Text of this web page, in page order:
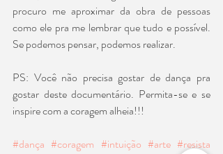
procuro me aproximar da obra de pessoas
como ele pra me lembrar que tudo e possível.
Se podemos pensar, podemos realizar.
PS: Você não precisa gostar de dança pra
gostar deste documentário. Permita-se e se
inspire com a coragem alheia!!!
#dança #coragem #intuição #arte #resista